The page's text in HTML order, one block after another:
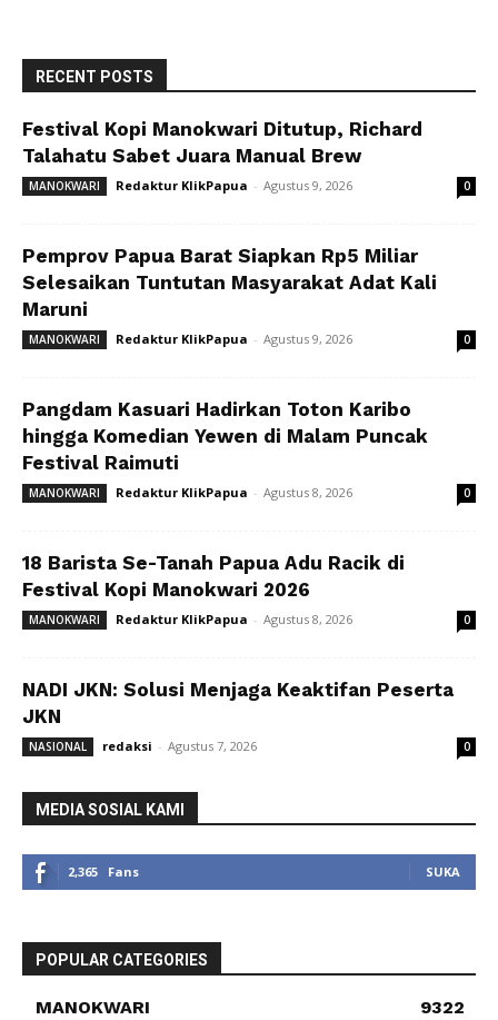
RECENT POSTS
Festival Kopi Manokwari Ditutup, Richard
Talahatu Sabet Juara Manual Brew
MANOKWARI Redaktur KlikPapua - Agustus 9, 2026 0
Pemprov Papua Barat Siapkan Rp5 Miliar
Selesaikan Tuntutan Masyarakat Adat Kali
Maruni
MANOKWARI Redaktur KlikPapua - Agustus 9, 2026 0
Pangdam Kasuari Hadirkan Toton Karibo
hingga Komedian Yewen di Malam Puncak
Festival Raimuti
MANOKWARI Redaktur KlikPapua - Agustus 8, 2026 0
18 Barista Se-Tanah Papua Adu Racik di
Festival Kopi Manokwari 2026
MANOKWARI Redaktur KlikPapua - Agustus 8, 2026 0
NADI JKN: Solusi Menjaga Keaktifan Peserta
JKN
NASIONAL redaksi - Agustus 7, 2026 0
MEDIA SOSIAL KAMI
2,365 Fans SUKA
POPULAR CATEGORIES
MANOKWARI 9322